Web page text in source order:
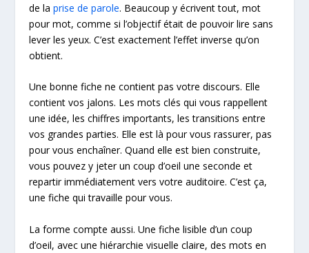
de laprise de parole. Beaucoup y écrivent tout, mot
pour mot, comme si l’objectif était de pouvoir lire sans
lever les yeux. C’est exactement l’effet inverse qu’on
obtient.
Une bonne fiche ne contient pas votre discours. Elle
contient vos jalons. Les mots clés qui vous rappellent
une idée, les chiffres importants, les transitions entre
vos grandes parties. Elle est là pour vous rassurer, pas
pour vous enchaîner. Quand elle est bien construite,
vous pouvez y jeter un coup d’oeil une seconde et
repartir immédiatement vers votre auditoire. C’est ça,
une fiche qui travaille pour vous.
La forme compte aussi. Une fiche lisible d’un coup
d’oeil, avec une hiérarchie visuelle claire, des mots en